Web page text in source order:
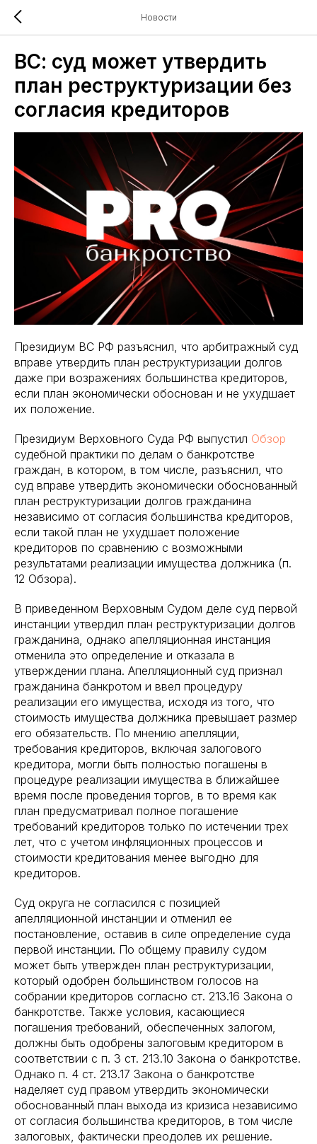
Новости
ВС: суд может утвердить
план реструктуризации без
согласия кредиторов
Президиум ВС РФ разъяснил, что арбитражный суд
вправе утвердить план реструктуризации долгов
даже при возражениях большинства кредиторов,
если план экономически обоснован и не ухудшает
их положение.
Президиум Верховного Суда РФ выпустил Обзор
судебной практики по делам о банкротстве
граждан, в котором, в том числе, разъяснил, что
суд вправе утвердить экономически обоснованный
план реструктуризации долгов гражданина
независимо от согласия большинства кредиторов,
если такой план не ухудшает положение
кредиторов по сравнению с возможными
результатами реализации имущества должника (п.
12 Обзора).
В приведенном Верховным Судом деле суд первой
инстанции утвердил план реструктуризации долгов
гражданина, однако апелляционная инстанция
отменила это определение и отказала в
утверждении плана. Апелляционный суд признал
гражданина банкротом и ввел процедуру
реализации его имущества, исходя из того, что
стоимость имущества должника превышает размер
его обязательств. По мнению апелляции,
требования кредиторов, включая залогового
кредитора, могли быть полностью погашены в
процедуре реализации имущества в ближайшее
время после проведения торгов, в то время как
план предусматривал полное погашение
требований кредиторов только по истечении трех
лет, что с учетом инфляционных процессов и
стоимости кредитования менее выгодно для
кредиторов.
Суд округа не согласился с позицией
апелляционной инстанции и отменил ее
постановление, оставив в силе определение суда
первой инстанции. По общему правилу судом
может быть утвержден план реструктуризации,
который одобрен большинством голосов на
собрании кредиторов согласно ст. 213.16 Закона о
банкротстве. Также условия, касающиеся
погашения требований, обеспеченных залогом,
должны быть одобрены залоговым кредитором в
соответствии с п. 3 ст. 213.10 Закона о банкротстве.
Однако п. 4 ст. 213.17 Закона о банкротстве
наделяет суд правом утвердить экономически
обоснованный план выхода из кризиса независимо
от согласия большинства кредиторов, в том числе
залоговых, фактически преодолев их решение.